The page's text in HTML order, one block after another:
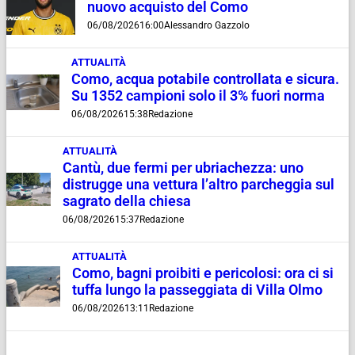
nuovo acquisto del Como
06/08/202616:00Alessandro Gazzolo
ATTUALITÀ
Como, acqua potabile controllata e sicura.
Su 1352 campioni solo il 3% fuori norma
06/08/202615:38 Redazione
ATTUALITÀ
Cantù, due fermi per ubriachezza: uno
distrugge una vettura l’altro parcheggia sul
sagrato della chiesa
06/08/202615:37Redazione
ATTUALITÀ
Como, bagni proibiti e pericolosi: ora ci si
tuffa lungo la passeggiata di Villa Olmo
06/08/202613:11 Redazione